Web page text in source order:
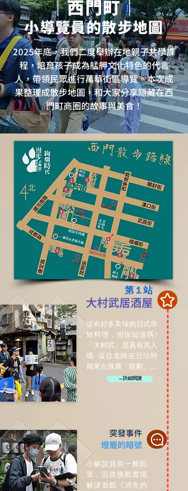
｜西門町｜
小導覽員的散步地圖
2025年底，我們二度舉辦在地親子共學課
程，培育孩子成為艋舺文化特色的代言
人，帶領民眾進行萬華街區導覽。本次成
果整理成散步地圖，和大家分享隱藏在西
門町商圈的故事與美食！
第１站
大村武居酒屋
這有好多美味的日式串
燒料理，但你知道嗎?
「大村武」是真有其人
哦~這位老師在日治時
期來台推廣「能劇」......
→詳細閱讀
突發事件
燈籠的暗號
小解說員與一般民
眾，沿路挑戰實境
解謎遊戲《消失的